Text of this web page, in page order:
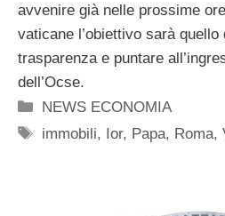
avvenire già nelle prossime
vaticane l’obiettivo sarà quello
trasparenza e puntare
dell’Ocse.
Categorie
NEWS ECONOMIA
Tag
immobili, Ior, Papa, Roma,